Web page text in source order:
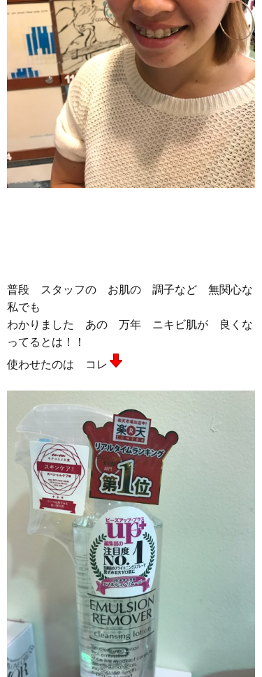
普段 スタッフの お肌の 調子など 無関心な
私でも
わかりました あの 万年 ニキビ肌が 良くな
ってるとは！！
使わせたのは コレ